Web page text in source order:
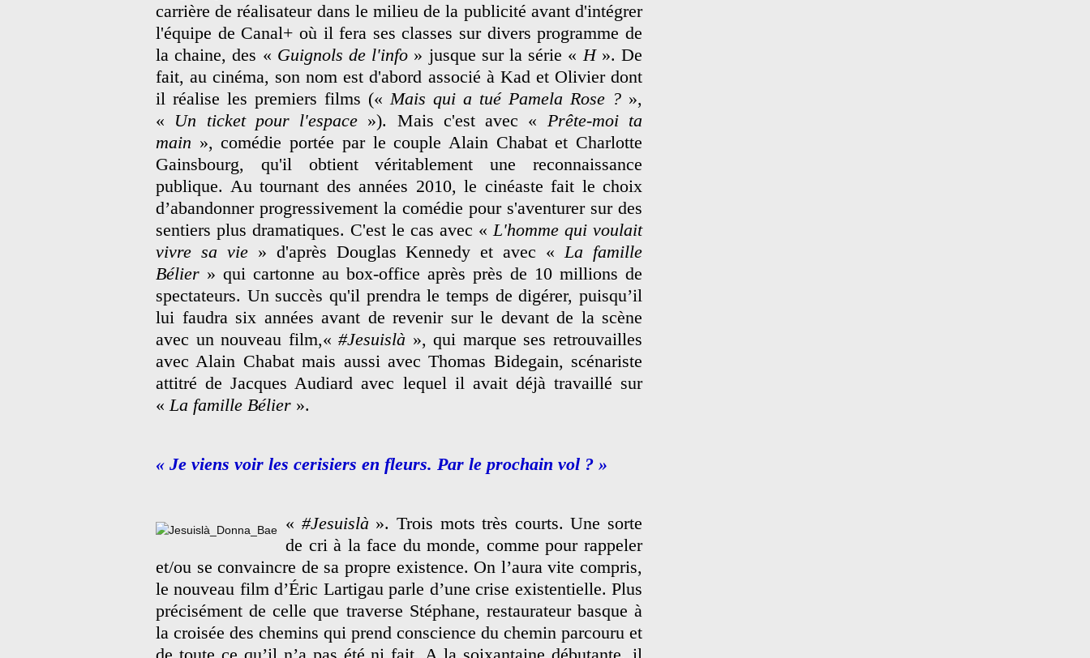
carrière de réalisateur dans le milieu de la publicité avant d'intégrer
l'équipe de Canal+ où il fera ses classes sur divers programme de
la chaine, des « Guignols de l'info » jusque sur la série «H ». De
fait, au cinéma, son nom est d'abord associé à Kad et Olivier dont
il réalise les premiers films («Mais qui a tué Pamela Rose ? »,
« Un ticket pour l'espace »). Mais c'est avec « Prête-moi ta
main », comédie portée par le couple Alain Chabat et Charlotte
Gainsbourg, qu'il obtient véritablement une reconnaissance
publique. Au tournant des années 2010, le cinéaste fait le choix
d’abandonner progressivement la comédie pour s'aventurer sur des
sentiers plus dramatiques. C'est le cas avec «L'homme qui voulait
vivre sa vie» d'après Douglas Kennedy et avec «La famille
Bélier » qui cartonne au box-office après près de 10 millions de
spectateurs. Un succès qu'il prendra le temps de digérer, puisqu’il
lui faudra six années avant de revenir sur le devant de la scène
avec un nouveau film,«#Jesuislà », qui marque ses retrouvailles
avec Alain Chabat mais aussi avec Thomas Bidegain, scénariste
attitré de Jacques Audiard avec lequel il avait déjà travaillé sur
«La famille Bélier ».
« Je viens voir les cerisiers en fleurs. Par le prochain vol ? »
« #Jesuislà ». Trois mots très courts. Une sorte
de cri à la face du monde, comme pour rappeler
et/ou se convaincre de sa propre existence. On l’aura vite compris,
le nouveau film d’Éric Lartigau parle d’une crise existentielle. Plus
précisément de celle que traverse Stéphane, restaurateur basque à
la croisée des chemins qui prend conscience du chemin parcouru et